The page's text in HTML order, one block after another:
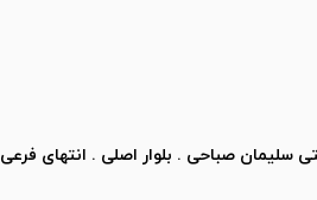
صباحی . بلوار اصلی . انتهای فرعی ۲ (نشاط)